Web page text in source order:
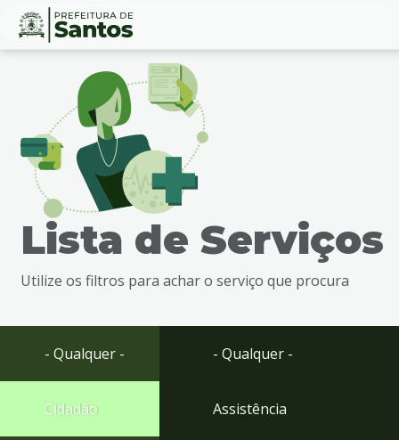
Ir
busca
Ir
rodapé
Conteúdo
Lista de Serviços
Utilize os filtros para achar o serviço que procura
- Qualquer -
Cidadão
- Qualquer -
Assistência